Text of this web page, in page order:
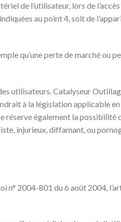
de l’utilisateur, lors de
au point 4, soit de
qu’une perte de marché ou
utilisateurs. Catalyseur
à la législation applicable en
réserve également la possibilité
injurieux, diffamant, ou
n° 2004-801 du 6 août 2004,